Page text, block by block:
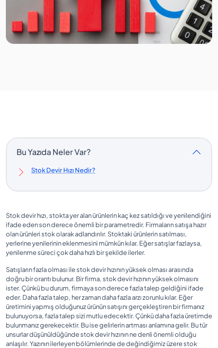
Bu Yazıda Neler Var?
Stok Devir Hızı Nedir?
Stok devir hızı, stokta yer alan ürünlerin kaç kez satıldığı ve yenilendiğini
ifade eden son derece önemli bir parametredir. Firmaların satışa hazır
olan ürünleri stok olarak adlandırılır. Stoktaki ürünlerin satılması,
yerlerine yenilerinin eklenmesini mümkün kılar. Eğer satışlar fazlaysa,
yenilenme süreci çok daha hızlı bir şekilde ilerler.
Satışların fazla olması ile stok devir hızının yüksek olması arasında
doğru bir orantı bulunur. Bir firma, stok devir hızının yüksek olmasını
ister. Çünkü bu durum, firmaya son derece fazla talep geldiğini ifade
eder. Daha fazla talep, her zaman daha fazla arzı zorunlu kılar. Eğer
üretimini yapmış olduğunuz ürünün satışını gerçekleştiren bir firmanız
bulunuyorsa, fazla talep sizi mutlu edecektir. Çünkü daha fazla üretimde
bulunmanız gerekecektir. Bu ise gelirlerin artması anlamına gelir. Bu tür
unsurlar düşünüldüğünde stok devir hızının ne denli önemli olduğu
anlaşılır. Yazının ilerleyen bölümlerinde de değindiğimiz üzere stok